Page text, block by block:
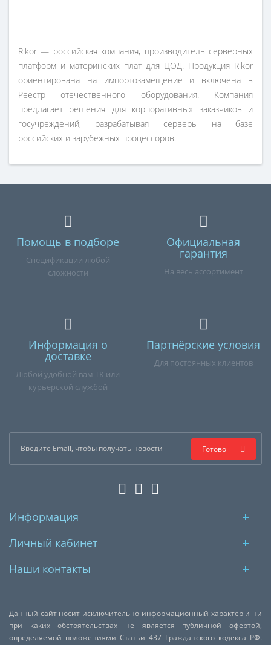
Rikor — российская компания, производитель серверных
платформ и материнских плат для ЦОД. Продукция Rikor
ориентирована на импортозамещение и включена в
Реестр отечественного оборудования. Компания
предлагает решения для корпоративных заказчиков и
госучреждений, разрабатывая серверы на базе
российских и зарубежных процессоров.
Помощь в подборе
Спецификации любой
сложности
Официальная
гарантия
На весь ассортимент
Информация о
доставке
Любой удобной вам ТК или
курьерской службой
Партнёрские условия
Для постоянных клиентов
Готово
Информация
Личный кабинет
Наши контакты
Данный сайт носит исключительно информационный характер и ни
при каких обстоятельствах не является публичной офертой,
определяемой положениями Статьи 437 Гражданского кодекса РФ.